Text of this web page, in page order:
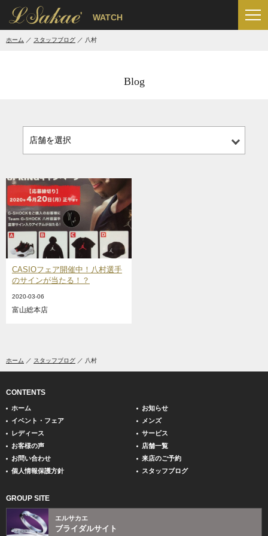
' WATCH
ホーム スタッフブログ 八村
Blog
CASIOフェア開催中！八村選手
のサインが当たる！？
2020-03-06
富山総本店
ホーム スタッフブログ 八村
CONTENTS
ホーム
お知らせ
イベント・フェア
メンズ
レディース
サービス
お客様の声
店舗一覧
お問い合わせ
来店のご予約
個人情報保護方針
スタッフブログ
GROUP SITE
エルサカエ
ブライダルサイト